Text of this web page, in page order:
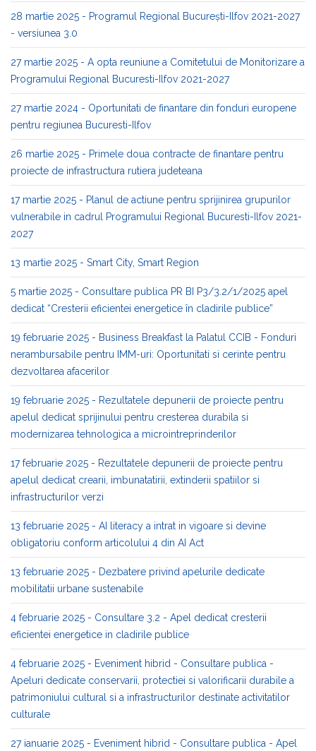
28 martie 2025 - Programul Regional București-Ilfov 2021-2027
- versiunea 3.0
27 martie 2025 - A opta reuniune a Comitetului de Monitorizare a
Programului Regional Bucuresti-Ilfov 2021-2027
27 martie 2024 - Oportunitati de finantare din fonduri europene
pentru regiunea Bucuresti-Ilfov
26 martie 2025 - Primele doua contracte de finantare pentru
proiecte de infrastructura rutiera judeteana
17 martie 2025 - Planul de actiune pentru sprijinirea grupurilor
vulnerabile in cadrul Programului Regional Bucuresti-Ilfov 2021-
2027
13 martie 2025 - Smart City, Smart Region
5 martie 2025 - Consultare publica PR BI P3/3.2/1/2025 apel
dedicat “Cresterii eficientei energetice în cladirile publice”
19 februarie 2025 - Business Breakfast la Palatul CCIB - Fonduri
nerambursabile pentru IMM-uri: Oportunitati si cerinte pentru
dezvoltarea afacerilor
19 februarie 2025 - Rezultatele depunerii de proiecte pentru
apelul dedicat sprijinului pentru cresterea durabila si
modernizarea tehnologica a microintreprinderilor
17 februarie 2025 - Rezultatele depunerii de proiecte pentru
apelul dedicat crearii, imbunatatirii, extinderii spatiilor si
infrastructurilor verzi
13 februarie 2025 - AI literacy a intrat in vigoare si devine
obligatoriu conform articolului 4 din AI Act
13 februarie 2025 - Dezbatere privind apelurile dedicate
mobilitatii urbane sustenabile
4 februarie 2025 - Consultare 3.2 - Apel dedicat cresterii
eficientei energetice in cladirile publice
4 februarie 2025 - Eveniment hibrid - Consultare publica -
Apeluri dedicate conservarii, protectiei si valorificarii durabile a
patrimoniului cultural si a infrastructurilor destinate activitatilor
culturale
27 ianuarie 2025 - Eveniment hibrid - Consultare publica - Apel